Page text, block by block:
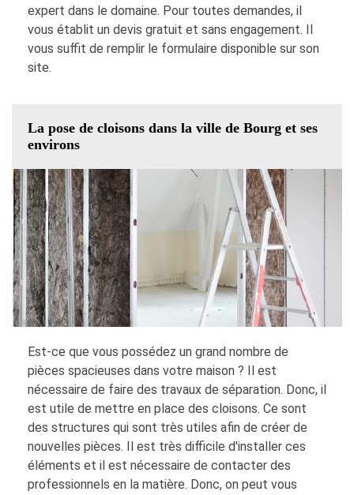
expert dans le domaine. Pour toutes demandes, il
vous établit un devis gratuit et sans engagement. Il
vous suffit de remplir le formulaire disponible sur son
site.
La pose de cloisons dans la ville de Bourg et ses
environs
Est-ce que vous possédez un grand nombre de
pièces spacieuses dans votre maison ? Il est
nécessaire de faire des travaux de séparation. Donc, il
est utile de mettre en place des cloisons. Ce sont
des structures qui sont très utiles afin de créer de
nouvelles pièces. Il est très difficile d'installer ces
éléments et il est nécessaire de contacter des
professionnels en la matière. Donc, on peut vous